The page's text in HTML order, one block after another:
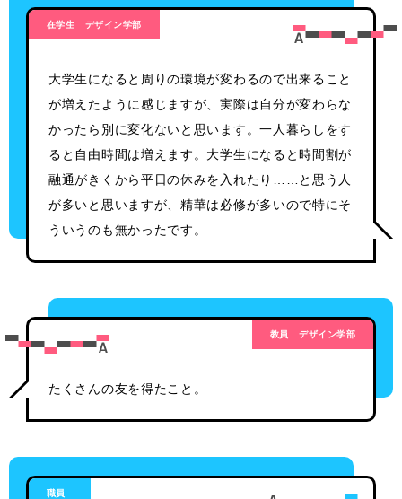
ではないでしょうか。
在学生 デザイン学部
大学生になると周りの環境が変わるので出来ること
が増えたように感じますが、実際は自分が変わらな
かったら別に変化ないと思います。一人暮らしをす
ると自由時間は増えます。大学生になると時間割が
融通がきくから平日の休みを入れたり……と思う人
が多いと思いますが、精華は必修が多いので特にそ
ういうのも無かったです。
教員 デザイン学部
たくさんの友を得たこと。
職員